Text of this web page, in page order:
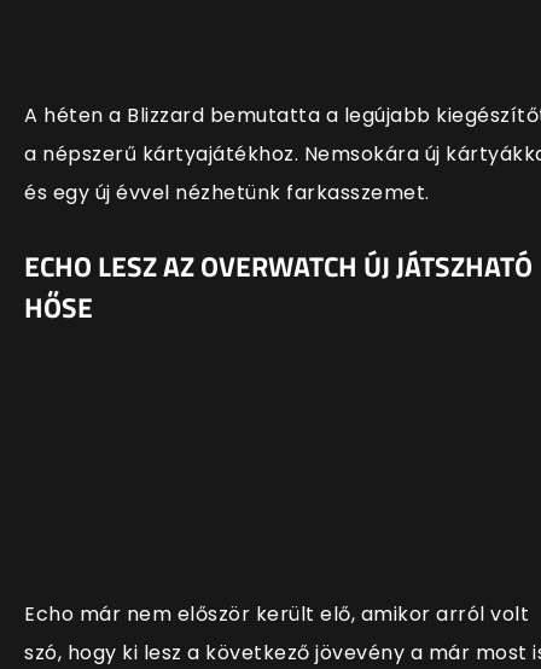
A héten a Blizzard bemutatta a legújabb
a népszerű kártyajátékhoz. Nemsokára új
és egy új évvel nézhetünk farkasszemet.
ECHO LESZ AZ OVERWATCH ÚJ JÁTSZHATÓ
HŐSE
Echo már nem először került elő, amikor arról volt
szó, hogy ki lesz a következő jövevény a már most